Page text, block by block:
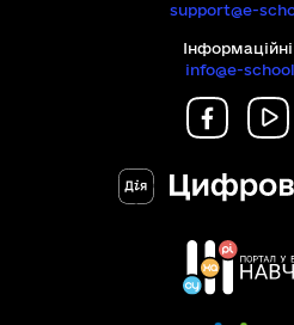
support@e-
info@e-